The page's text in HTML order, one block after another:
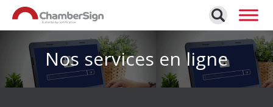
Gestion de vos préférences sur les cookies
Nos services en ligne